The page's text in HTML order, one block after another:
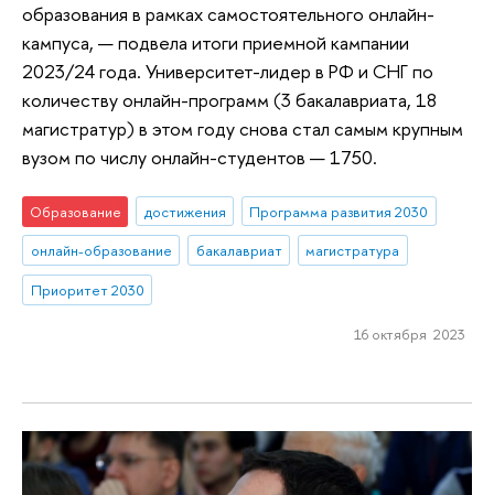
образования в рамках самостоятельного онлайн-
кампуса, — подвела итоги приемной кампании
2023/24 года. Университет-лидер в РФ и СНГ по
количеству онлайн-программ (3 бакалавриата, 18
магистратур) в этом году снова стал самым крупным
вузом по числу онлайн-студентов — 1750.
Образование достижения
Программа развития 2030
онлайн-образование
бакалавриат
магистратура
Приоритет 2030
16 октября 2023